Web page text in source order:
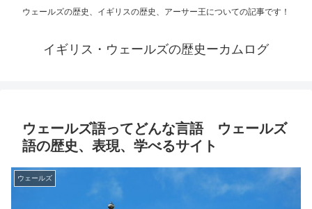
ウェールズの歴史、イギリスの歴史、アーサー王についての記事です！
イギリス・ウェールズの歴史ーカムログ
ウェールズ語ってどんな言語 ウェールズ
語の歴史、表現、学べるサイト
ウェールズ